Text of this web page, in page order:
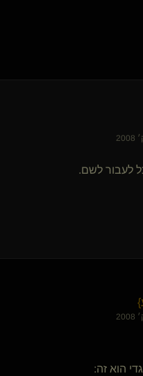
לעבור לשם.
}
הוא זה: